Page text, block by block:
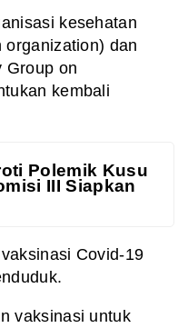
kesehatan
dan
Group on
kembali
Polemik Kusu
III Siapkan
Covid-19
vaksinasi untuk